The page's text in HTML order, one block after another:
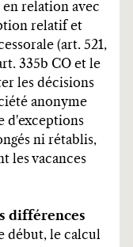
en relation avec
relatif et
(art. 521,
335b CO et le
les décisions
anonyme
d'exceptions
ni rétablis,
les vacances
différences
début, le calcul